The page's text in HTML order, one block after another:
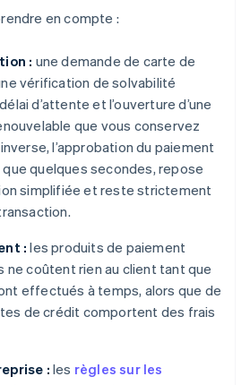
en compte :
: une demande de carte de
vérification de solvabilité
d’attente et l’ouverture d’une
que vous conservez
l’approbation du paiement
quelques secondes, repose
simplifiée et reste strictement
: les produits de paiement
ne coûtent rien au client tant que
effectués à temps, alors que de
de crédit comportent des frais
: les règles sur les